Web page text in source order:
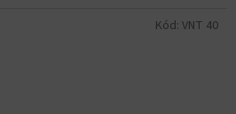
Kód: VNT 40